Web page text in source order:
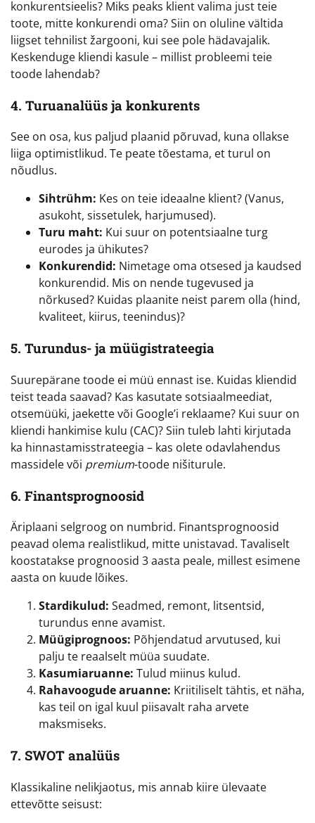
konkurentsieelis? Miks peaks klient valima just teie
toote, mitte konkurendi oma? Siin on oluline vältida
liigset tehnilist žargooni, kui see pole hädavajalik.
Keskenduge kliendi kasule – millist probleemi teie
toode lahendab?
4. Turuanalüüs ja konkurents
See on osa, kus paljud plaanid põruvad, kuna ollakse
liiga optimistlikud. Te peate tõestama, et turul on
nõudlus.
Sihtrühm: Kes on teie ideaalne klient? (Vanus,
asukoht, sissetulek, harjumused).
Turu maht: Kui suur on potentsiaalne turg
eurodes ja ühikutes?
Konkurendid: Nimetage oma otsesed ja kaudsed
konkurendid. Mis on nende tugevused ja
nõrkused? Kuidas plaanite neist parem olla (hind,
kvaliteet, kiirus, teenindus)?
5. Turundus- ja müügistrateegia
Suurepärane toode ei müü ennast ise. Kuidas kliendid
teist teada saavad? Kas kasutate sotsiaalmeediat,
otsemüüki, jaekette või Google’i reklaame? Kui suur on
kliendi hankimise kulu (CAC)? Siin tuleb lahti kirjutada
ka hinnastamisstrateegia – kas olete odavlahendus
massidele või premium-toode nišiturule.
6. Finantsprognoosid
Äriplaani selgroog on numbrid. Finantsprognoosid
peavad olema realistlikud, mitte unistavad. Tavaliselt
koostatakse prognoosid 3 aasta peale, millest esimene
aasta on kuude lõikes.
Stardikulud: Seadmed, remont, litsentsid,
turundus enne avamist.
Müügiprognoos: Põhjendatud arvutused, kui
palju te reaalselt müüa suudate.
Kasumiaruanne: Tulud miinus kulud.
Rahavoogude aruanne: Kriitiliselt tähtis, et näha,
kas teil on igal kuul piisavalt raha arvete
maksmiseks.
7. SWOT analüüs
Klassikaline nelikjaotus, mis annab kiire ülevaate
ettevõtte seisust: